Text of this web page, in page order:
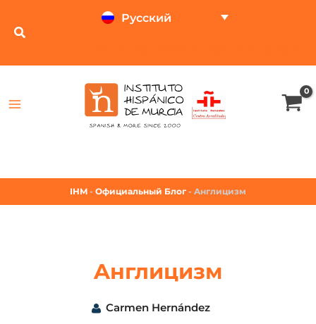
Русский
IHM - Официальный Блог - Aнглицизм
Aнглицизм
Carmen Hernández